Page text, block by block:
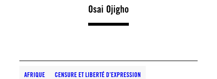
Osai Ojigho
AFRIQUE CENSURE ET LIBERTÉ D’EXPRESSION